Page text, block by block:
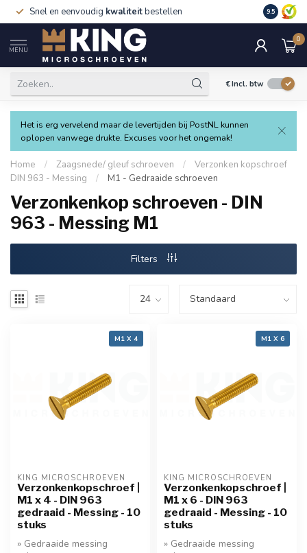
Snel en eenvoudig kwaliteitbestellen 9.5
MENU
0
€Incl. btw
Het is erg vervelend maar de levertijden bij PostNL kunnen
oplopen vanwege drukte. Excuses voor het ongemak!
Home / Zaagsnede/ gleuf schroeven /
Verzonken kopschroef
DIN 963 - Messing
/ M1 - Gedraaide schroeven
Verzonkenkop schroeven - DIN
963 - Messing M1
Filters
M1 X 4
KING MICROSCHROEVEN
Verzonkenkopschroef |
M1 x 4 - DIN 963
gedraaid - Messing - 10
stuks
» Gedraaide messing
M1 X 6
KING MICROSCHROEVEN
Verzonkenkopschroef |
M1 x 6 - DIN 963
gedraaid - Messing - 10
stuks
» Gedraaide messing